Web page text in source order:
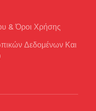
& Όροι Χρήσης
Δεδομένων Και